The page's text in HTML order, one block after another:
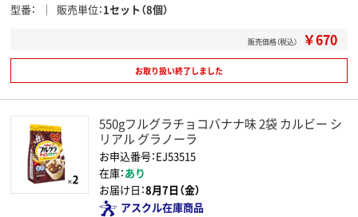
型番 販売単位 1セット（8個）
販売価格（税込） ￥670
お取り扱い終了しました
550gフルグラチョコバナナ味 2袋 カルビー シ
リアル グラノーラ
お申込番号：EJ53515
在庫：あり
お届け日：8月7日（金）
アスクル在庫商品